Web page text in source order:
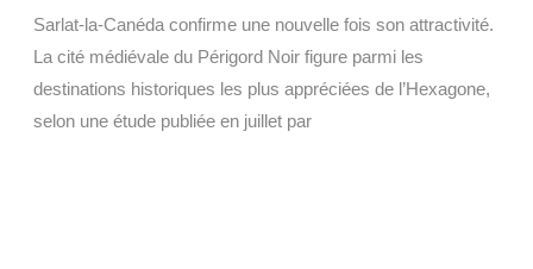
Sarlat-la-Canéda confirme une nouvelle fois son attractivité.
La cité médiévale du Périgord Noir figure parmi les
destinations historiques les plus appréciées de l’Hexagone,
selon une étude publiée en juillet par